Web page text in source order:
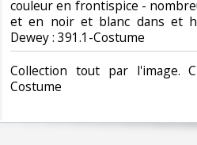
couleur en frontispice -
et en noir et blanc dans et
Dewey : 391.1-Costume‎
‎Collection tout par l'image.
Costume‎